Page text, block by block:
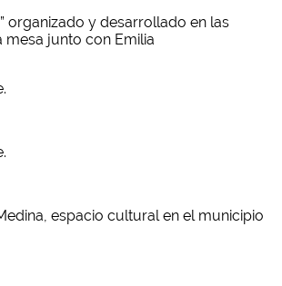
organizado y desarrollado en las
mesa junto con Emilia
espacio cultural en el municipio